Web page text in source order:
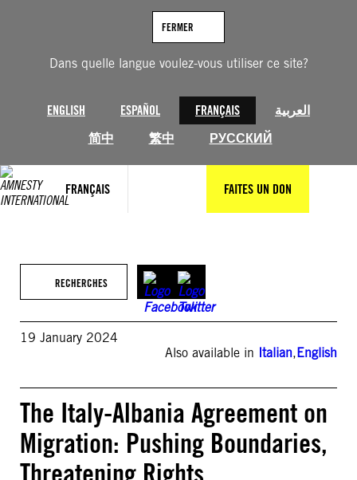
Dans quelle langue voulez-vous utiliser ce site?
ENGLISH ESPAÑOL FRANÇAIS
العربية
简中
繁中 РУССКИЙ
FERMER
FRANÇAIS FAITES UN DON
RECHERCHES
19 January 2024
Also available in Italian,English
The Italy-Albania Agreement on
Migration: Pushing Boundaries,
Threatening Rights